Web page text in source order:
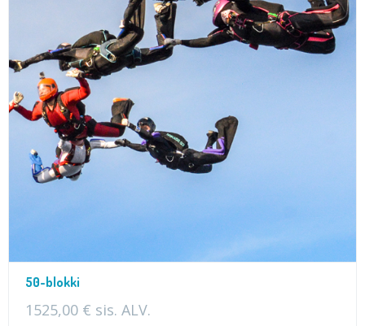
50-blokki
1525,00 € sis. ALV.